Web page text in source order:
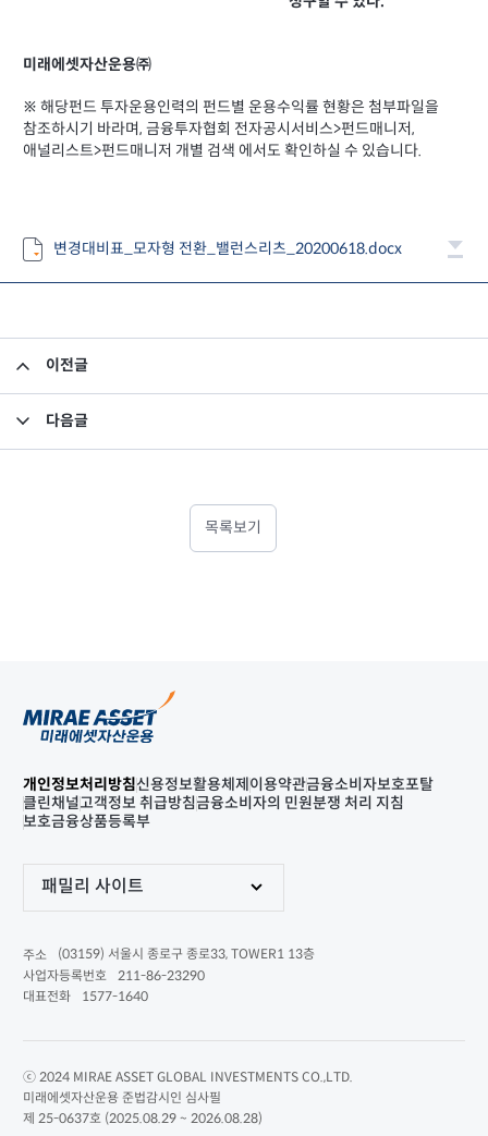
미래에셋자산운용㈜
※ 해당펀드 투자운용인력의 펀드별 운용수익률 현황은 첨부파일을
참조하시기 바라며, 금융투자협회 전자공시서비스>펀드매니저,
애널리스트>펀드매니저 개별 검색 에서도 확인하실 수 있습니다.
변경대비표_모자형 전환_밸런스리츠_20200618.docx
이전글
다음글
목록보기
개인정보처리방침신용정보활용체제 이용약관금융소비자보호포탈
클린채널고객정보 취급방침금융소비자의 민원분쟁 처리 지침
보호금융상품등록부
패밀리 사이트
주소
(03159) 서울시 종로구 종로33, TOWER1 13층
사업자등록번호
211-86-23290
대표전화
1577-1640
ⓒ 2024 MIRAE ASSET GLOBAL INVESTMENTS CO.,LTD.
미래에셋자산운용 준법감시인 심사필
제 25-0637호 (2025.08.29 ~ 2026.08.28)